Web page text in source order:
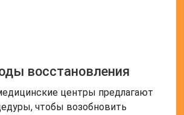
восстановления
центры предлагают
чтобы возобновить